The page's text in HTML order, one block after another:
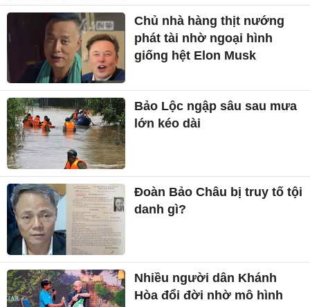
Chủ nhà hàng thịt nướng
phát tài nhờ ngoại hình
giống hệt Elon Musk
Bảo Lộc ngập sâu sau mưa
lớn kéo dài
Đoàn Bảo Châu bị truy tố tội
danh gì?
Nhiều người dân Khánh
Hòa đổi đời nhờ mô hình